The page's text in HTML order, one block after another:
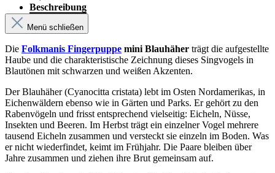
Beschreibung
Menü schließen
Die Folkmanis Fingerpuppe mini Blauhäher trägt die aufgestellte
Haube und die charakteristische Zeichnung dieses Singvogels in
Blautönen mit schwarzen und weißen Akzenten.
Der Blauhäher (Cyanocitta cristata) lebt im Osten Nordamerikas, in
Eichenwäldern ebenso wie in Gärten und Parks. Er gehört zu den
Rabenvögeln und frisst entsprechend vielseitig: Eicheln, Nüsse,
Insekten und Beeren. Im Herbst trägt ein einzelner Vogel mehrere
tausend Eicheln zusammen und versteckt sie einzeln im Boden. Was
er nicht wiederfindet, keimt im Frühjahr. Die Paare bleiben über
Jahre zusammen und ziehen ihre Brut gemeinsam auf.